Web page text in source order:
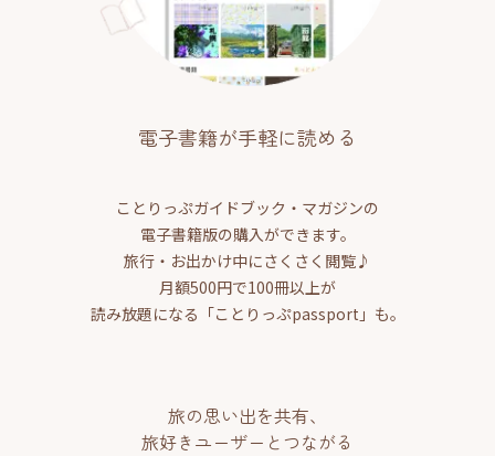
電子書籍が手軽に読める
ことりっぷガイドブック・マガジンの
電子書籍版の購入ができます。
旅行・お出かけ中にさくさく閲覧♪
月額500円で100冊以上が
読み放題になる「ことりっぷpassport」も。
旅の思い出を共有、
旅好きユーザーとつながる